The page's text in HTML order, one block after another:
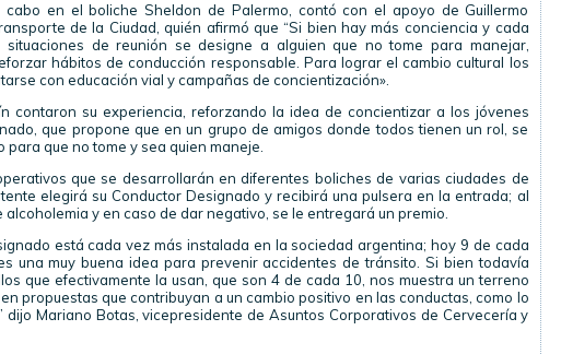
en el boliche Sheldon de Palermo, contó con el apoyo de Guillermo
de la Ciudad, quién afirmó que “Si bien hay más conciencia y cada
de reunión se designe a alguien que no tome para manejar,
hábitos de conducción responsable. Para lograr el cambio cultural los
con educación vial y campañas de concientización».
contaron su experiencia, reforzando la idea de concientizar a los jóvenes
que propone que en un grupo de amigos donde todos tienen un rol, se
que no tome y sea quien maneje.
que se desarrollarán en diferentes boliches de varias ciudades de
elegirá su Conductor Designado y recibirá una pulsera en la entrada; al
y en caso de dar negativo, se le entregará un premio.
está cada vez más instalada en la sociedad argentina; hoy 9 de cada
una muy buena idea para prevenir accidentes de tránsito. Si bien todavía
que efectivamente la usan, que son 4 de cada 10, nos muestra un terreno
propuestas que contribuyan a un cambio positivo en las conductas, como lo
dijo Mariano Botas, vicepresidente de Asuntos Corporativos de Cervecería y